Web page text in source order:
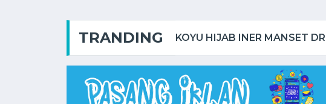
TRANDING KOYU HIJAB INER MANSET